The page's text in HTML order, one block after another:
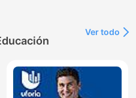
Ver todo